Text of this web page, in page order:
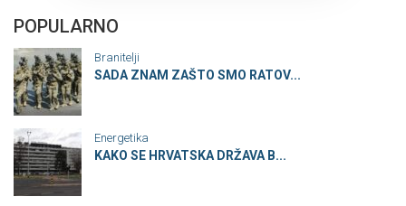
POPULARNO
Branitelji
SADA ZNAM ZAŠTO SMO RATOV...
Energetika
KAKO SE HRVATSKA DRŽAVA B...